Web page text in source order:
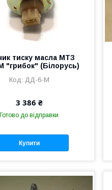
тиску масла МТЗ
"грибок" (Білорусь)
ДД-6-М
3 386 ₴
Готово до відправки
Купити